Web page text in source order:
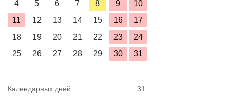
4
5 6 7 8 9
10
11
12 13 14 15 16
17
18
19 20 21 22 23
24
25
26 27 28 29 30 31
Календарных дней
31